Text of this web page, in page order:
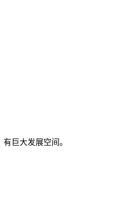
巨大发展空间。